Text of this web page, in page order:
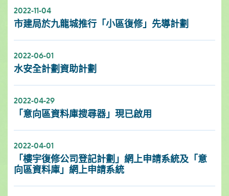
2022-11-04
市建局於九龍城推行「小區復修」先導計劃
2022-06-01
水安全計劃資助計劃
2022-04-29
「意向區資料庫搜尋器」現已啟用
2022-04-01
「樓宇復修公司登記計劃」網上申請系統及「意
向區資料庫」網上申請系統